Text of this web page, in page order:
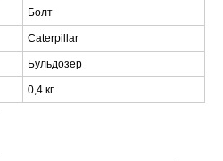
Болт
Caterpillar
Бульдозер
0,4 кг